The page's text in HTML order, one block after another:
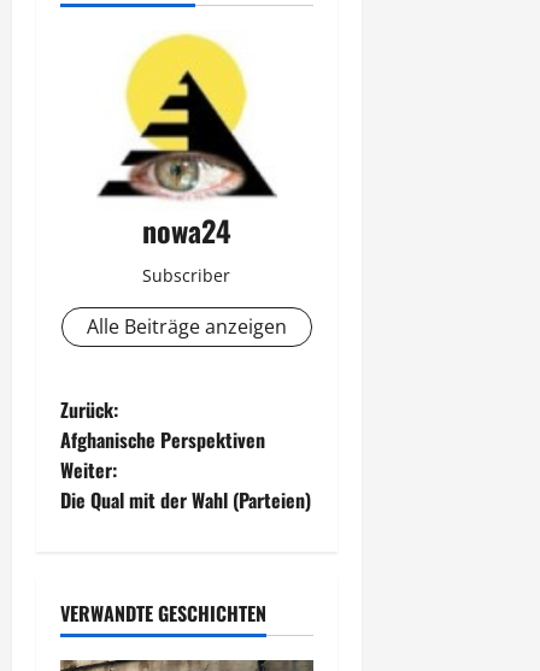
nowa24
Subscriber
Alle Beiträge anzeigen
B
e
i
r
Zurück:
Afghanische Perspektiven
Weiter:
Die Qual mit der Wahl (Parteien)
VERWANDTE GESCHICHTEN